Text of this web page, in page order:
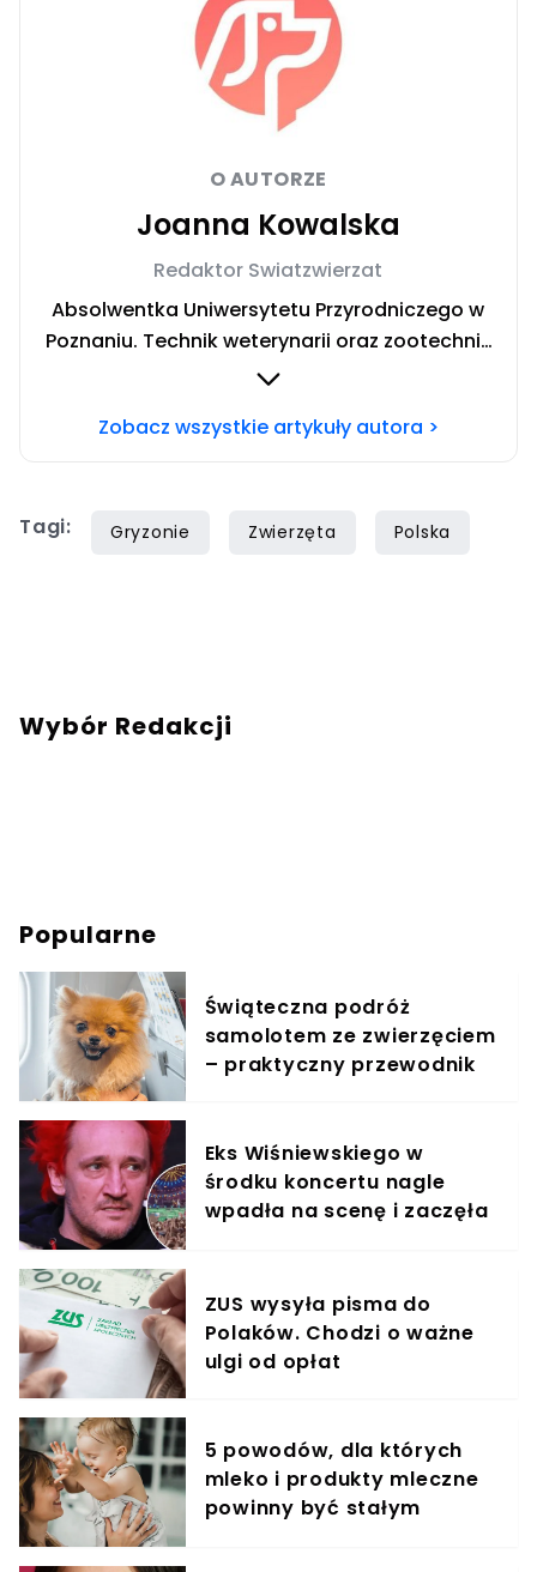
O AUTORZE
Joanna Kowalska
Redaktor Swiatzwierzat
Absolwentka Uniwersytetu Przyrodniczego w
Poznaniu. Technik weterynarii oraz zootechnik
ze specjalizacją żywienia zwierząt
aranżowania akwariów i nurkowania. Chcesz
Zobacz wszystkie artykuły autora >
Tagi: Gryzonie Zwierzęta Polska
Wybór Redakcji
Popularne
Świąteczna podróż
samolotem ze zwierzęciem
– praktyczny przewodnik
Eks Wiśniewskiego w
środku koncertu nagle
wpadła na scenę i zaczęła
ZUS wysyła pisma do
Polaków. Chodzi o ważne
ulgi od opłat
5 powodów, dla których
mleko i produkty mleczne
powinny być stałym